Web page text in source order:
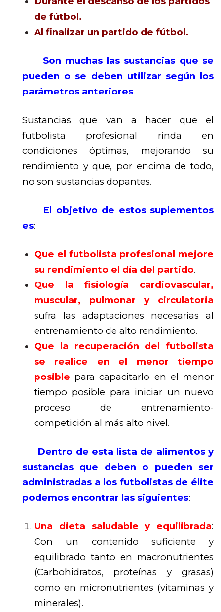
de fútbol.
Al finalizar un partido de fútbol.
Son muchas las sustancias que se
pueden o se deben utilizar según los
parámetros anteriores.
Sustancias que van a hacer que el
futbolista profesional rinda en
condiciones óptimas, mejorando su
rendimiento y que, por encima de todo,
no son sustancias dopantes.
El objetivo de estos suplementos
es:
Que el futbolista profesional mejore
su rendimiento el día del partido.
Que la fisiología cardiovascular,
muscular, pulmonar y circulatoria
sufra las adaptaciones necesarias al
entrenamiento de alto rendimiento.
Que la recuperación del futbolista
se realice en el menor tiempo
posible para capacitarlo en el menor
tiempo posible para iniciar un nuevo
proceso de entrenamiento-
competición al más alto nivel.
Dentro de esta lista de alimentos y
sustancias que deben o pueden ser
administradas a los futbolistas de élite
podemos encontrar las siguientes:
Una dieta saludable y equilibrada:
Con un contenido suficiente y
equilibrado tanto en macronutrientes
(Carbohidratos, proteínas y grasas)
como en micronutrientes (vitaminas y
minerales).